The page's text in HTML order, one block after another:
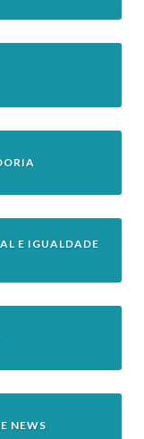
E IGUALDADE
NEWS